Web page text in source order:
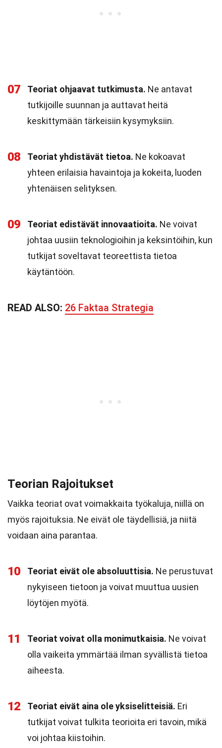
07 Teoriat ohjaavat tutkimusta. Ne antavat
tutkijoille suunnan ja auttavat heitä
keskittymään tärkeisiin kysymyksiin.
08 Teoriat yhdistävät tietoa. Ne kokoavat
yhteen erilaisia havaintoja ja kokeita, luoden
yhtenäisen selityksen.
09 Teoriat edistävät innovaatioita. Ne voivat
johtaa uusiin teknologioihin ja keksintöihin, kun
tutkijat soveltavat teoreettista tietoa
käytäntöön.
READ ALSO: 26 Faktaa Strategia
Teorian Rajoitukset
Vaikka teoriat ovat voimakkaita työkaluja, niillä on
myös rajoituksia. Ne eivät ole täydellisiä, ja niitä
voidaan aina parantaa.
10 Teoriat eivät ole absoluuttisia. Ne perustuvat
nykyiseen tietoon ja voivat muuttua uusien
löytöjen myötä.
11 Teoriat voivat olla monimutkaisia. Ne voivat
olla vaikeita ymmärtää ilman syvällistä tietoa
aiheesta.
12 Teoriat eivät aina ole yksiselitteisiä. Eri
tutkijat voivat tulkita teorioita eri tavoin, mikä
voi johtaa kiistoihin.